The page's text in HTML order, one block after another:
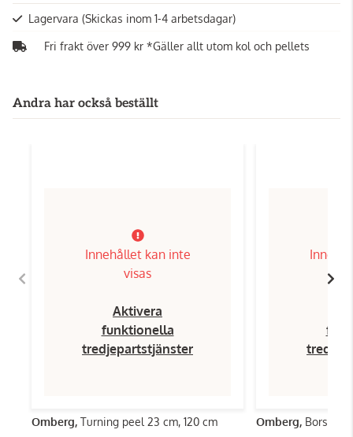
Lagervara (Skickas inom 1-4 arbetsdagar)
Fri frakt över 999 kr *Gäller allt utom kol och pellets
Andra har också beställt
Innehållet kan inte
visas
Aktivera
funktionella
tredjepartstjänster
Omberg, Turning peel 23 cm, 120 cm Omberg, Borste